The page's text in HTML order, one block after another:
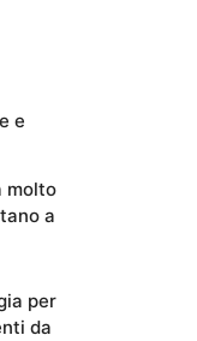
e
molto
a
per
da